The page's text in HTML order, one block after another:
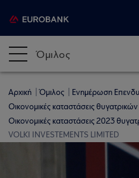
Όμιλος
Αρχική Όμιλος
Ενημέρωση
Οικονομικές καταστάσεις θυγατρικών
Οικονομικές καταστάσεις 2023
VOLKI INVESTEMENTS LIMITED